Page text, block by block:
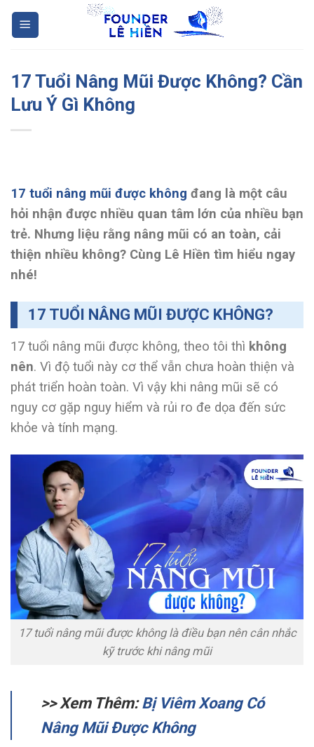
Skip
17 Tuổi Nâng Mũi Được Không? Cần
Lưu Ý Gì Không
17 tuổi nâng mũi được không đang là một câu
hỏi nhận được nhiều quan tâm lớn của nhiều bạn
trẻ. Nhưng liệu rằng nâng mũi có an toàn, cải
thiện nhiều không? Cùng Lê Hiền tìm hiểu ngay
nhé!
17 TUỔI NÂNG MŨI ĐƯỢC KHÔNG?
17 tuổi nâng mũi được không, theo tôi thì không
nên. Vì độ tuổi này cơ thể vẫn chưa hoàn thiện và
phát triển hoàn toàn. Vì vậy khi nâng mũi sẽ có
nguy cơ gặp nguy hiểm và rủi ro đe dọa đến sức
khỏe và tính mạng.
17 tuổi nâng mũi được không là điều bạn nên cân nhắc
kỹ trước khi nâng mũi
>> Xem Thêm:Bị Viêm Xoang Có
Nâng Mũi Được Không